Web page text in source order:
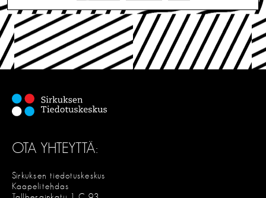
OTA YHTEYTTÄ:
Sirkuksen tiedotuskeskus
Kaapelitehdas